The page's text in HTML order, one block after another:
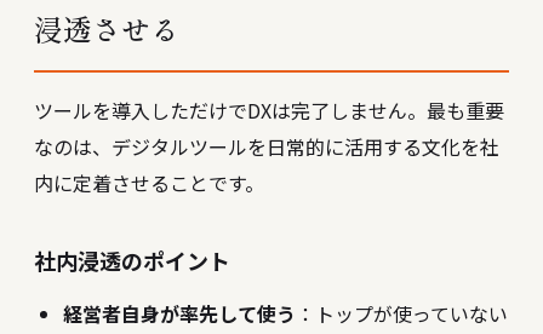
浸透させる
ツールを導入しただけでDXは完了しません。最も重要
なのは、デジタルツールを日常的に活用する文化を社
内に定着させることです。
社内浸透のポイント
経営者自身が率先して使う ：トップが使っていない